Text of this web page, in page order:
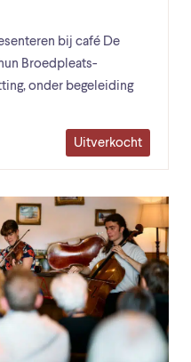
bij café De
Broedpleats-
onder begeleiding
Uitverkocht